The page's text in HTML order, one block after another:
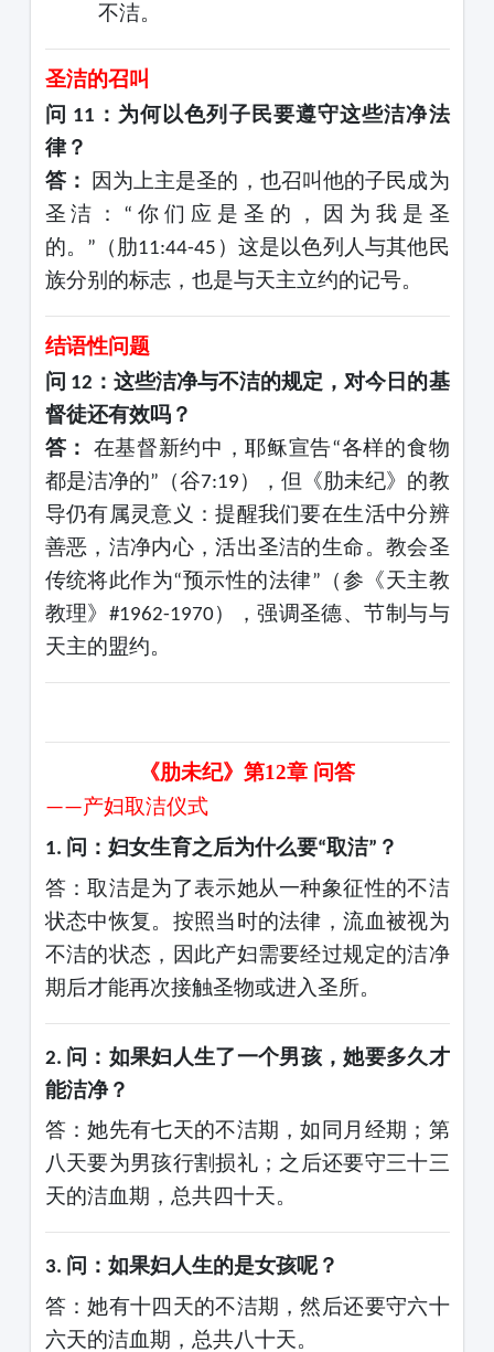
不洁。
圣洁的召叫
问 11 ：为何以色列子民要遵守这些洁净法
律？
答：
因为上主是圣的，也召叫他的子民成为
圣洁： “ 你们应是圣的，因为我是圣
的。
” （肋11:44-45 ）这是以色列人与其他民
族分别的标志，也是与天主立约的记号。
结语性问题
问 12 ：这些洁净与不洁的规定，对今日的基
督徒还有效吗？
答：
在基督新约中，耶稣宣告“各样的食物
都是洁净的” （谷7:19 ），但《肋未纪》的教
导仍有属灵意义：提醒我们要在生活中分辨
善恶，洁净内心，活出圣洁的生命。教会圣
传统将此作为“预示性的法律” （参《天主教
教理》 #1962-1970），强调圣德、节制与与
天主的盟约。
《肋未纪》第12章 问答
——产妇取洁仪式
1. 问：妇女生育之后为什么要“取洁” ？
答：取洁是为了表示她从一种象征性的不洁
状态中恢复。按照当时的法律，流血被视为
不洁的状态，因此产妇需要经过规定的洁净
期后才能再次接触圣物或进入圣所。
2. 问：如果妇人生了一个男孩，她要多久才
能洁净？
答：她先有七天的不洁期，如同月经期；第
八天要为男孩行割损礼；之后还要守三十三
天的洁血期，总共四十天。
3. 问：如果妇人生的是女孩呢？
答：她有十四天的不洁期，然后还要守六十
六天的洁血期，总共八十天。